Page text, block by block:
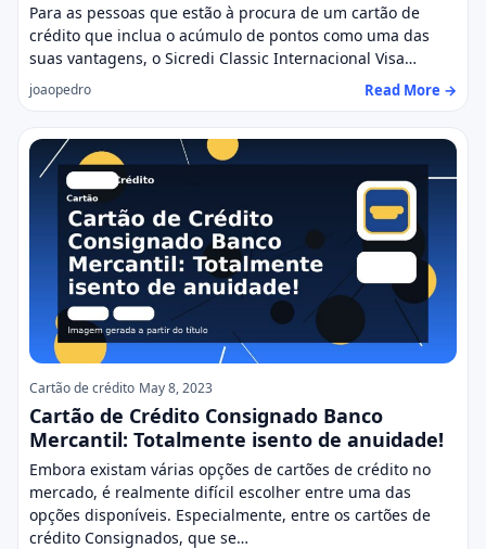
Para as pessoas que estão à procura de um cartão de
crédito que inclua o acúmulo de pontos como uma das
suas vantagens, o Sicredi Classic Internacional Visa…
joaopedro Read More →
Cartão de crédito May 8, 2023
Cartão de Crédito Consignado Banco
Mercantil: Totalmente isento de anuidade!
Embora existam várias opções de cartões de crédito no
mercado, é realmente difícil escolher entre uma das
opções disponíveis. Especialmente, entre os cartões de
crédito Consignados, que se…